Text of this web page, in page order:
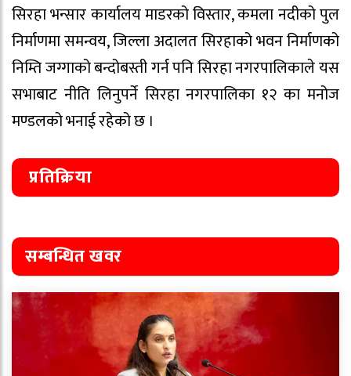
सिरहा भन्सार कार्यालय माडरको विस्तार, कमला नदीको पुल
निर्माणमा समन्वय, जिल्ला अदालत सिरहाको भवन निर्माणको
निम्ति जग्गाको बन्दोबस्ती गर्न पनि सिरहा नगरपालिकाले यस
सभाबाट नीति लिनुपर्ने सिरहा नगरपालिका १२ का मनोज
मण्डलको भनाई रहेको छ ।
प्रतिक्रिया
सम्बन्धित खवर